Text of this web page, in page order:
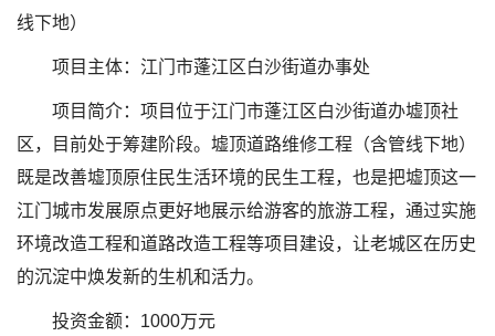
线下地）
项目主体：江门市蓬江区白沙街道办事处
项目简介：项目位于江门市蓬江区白沙街道办墟顶社
区，目前处于筹建阶段。墟顶道路维修工程（含管线下地）
既是改善墟顶原住民生活环境的民生工程，也是把墟顶这一
江门城市发展原点更好地展示给游客的旅游工程，通过实施
环境改造工程和道路改造工程等项目建设，让老城区在历史
的沉淀中焕发新的生机和活力。
投资金额：1000万元